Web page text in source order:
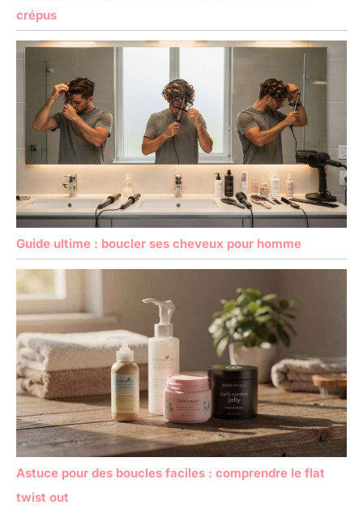
crépus
Guide ultime : boucler ses cheveux pour homme
Astuce pour des boucles faciles : comprendre le flat
twist out